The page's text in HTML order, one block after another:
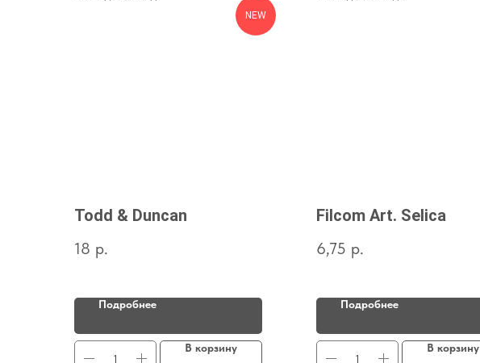
NEW
Todd & Duncan
18 р.
Подробнее
В корзину
Filcom Art. Selica
6,75 р.
Подробнее
В корзину